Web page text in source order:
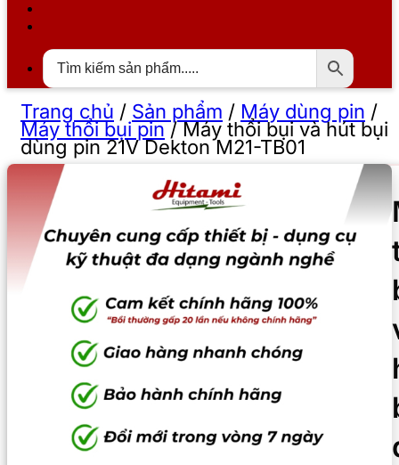
Trang chủ / Sản phẩm / Máy dùng pin /
Máy thổi bụi pin/Máy thổi bụi và hút bụi
dùng pin 21V Dekton M21-TB01